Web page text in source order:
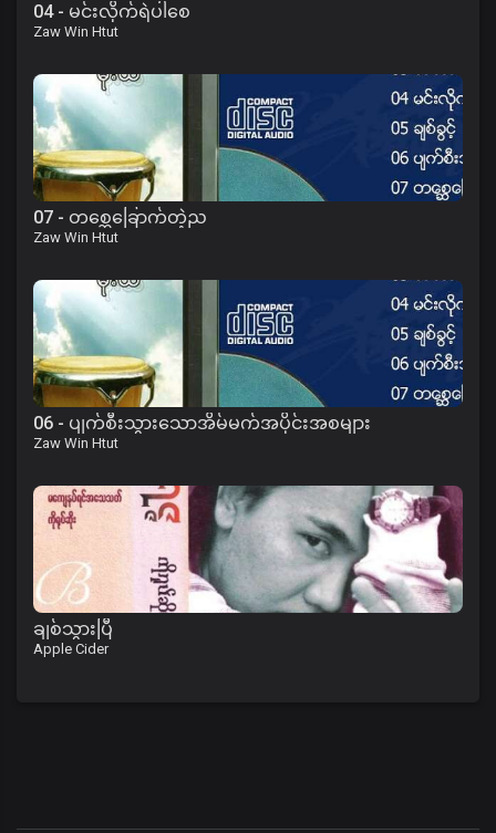
04 - မင်းလိုက်ရဲပါစေ
Zaw Win Htut
07 - တစ္ဆေခြောက်တဲ့ည
Zaw Win Htut
06 - ပျက်စီးသွားသောအိမ်မက်အပိုင်းအစများ
Zaw Win Htut
ချစ်သွားပြီ
Apple Cider